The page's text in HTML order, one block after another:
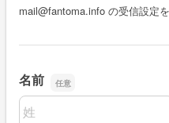
mail@fantoma.info の受信設定を
名前
名前の姓